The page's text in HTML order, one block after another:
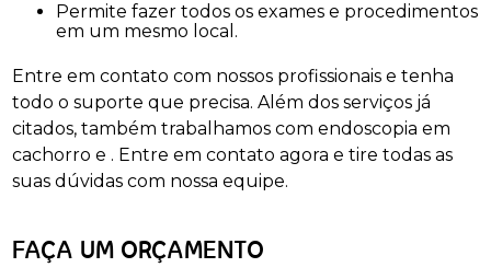
Permite fazer todos os exames e procedimentos
em um mesmo local.
Entre em contato com nossos profissionais e tenha
todo o suporte que precisa. Além dos serviços já
citados, também trabalhamos com endoscopia em
cachorro e . Entre em contato agora e tire todas as
suas dúvidas com nossa equipe.
FAÇA UM ORÇAMENTO